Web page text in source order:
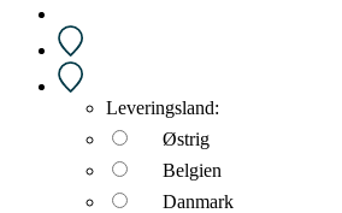
Leveringsland:
Østrig
Belgien
Danmark